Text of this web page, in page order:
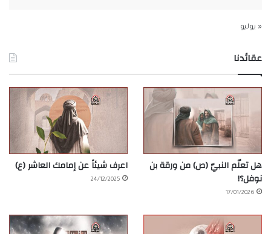
« يوليو
عقائدنا
هل تعلّم النبيّ (ص) من ورقة بن
نوفل؟!
17/01/2026
اعرف شيئاً عن إمامك العاشر (ع)
24/12/2025